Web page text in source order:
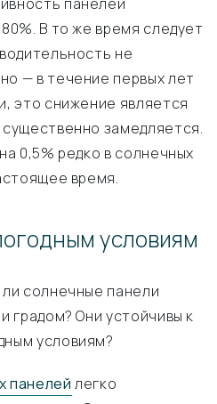
В то же время следует
не
— в течение первых лет
это снижение является
замедляется.
0,5% редко в солнечных
время.
условиям
солнечные панели
градом? Они устойчивы к
условиям?
панелей легко